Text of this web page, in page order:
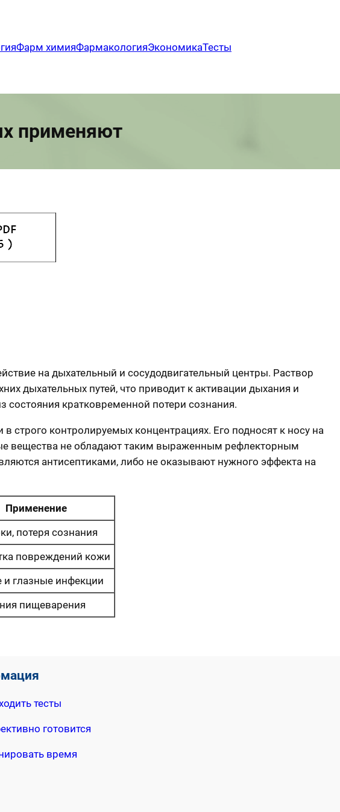
Фарм химияФармакологияЭкономикаТесты
применяют
на дыхательный и сосудодвигательный центры. Раствор
дыхательных путей, что приводит к активации дыхания и
состояния кратковременной потери сознания.
контролируемых концентрациях. Его подносят к носу на
вещества не обладают таким выраженным рефлекторным
антисептиками, либо не оказывают нужного эффекта на
Применение
потеря сознания
повреждений кожи
глазные инфекции
пищеварения
тесты
готовится
время